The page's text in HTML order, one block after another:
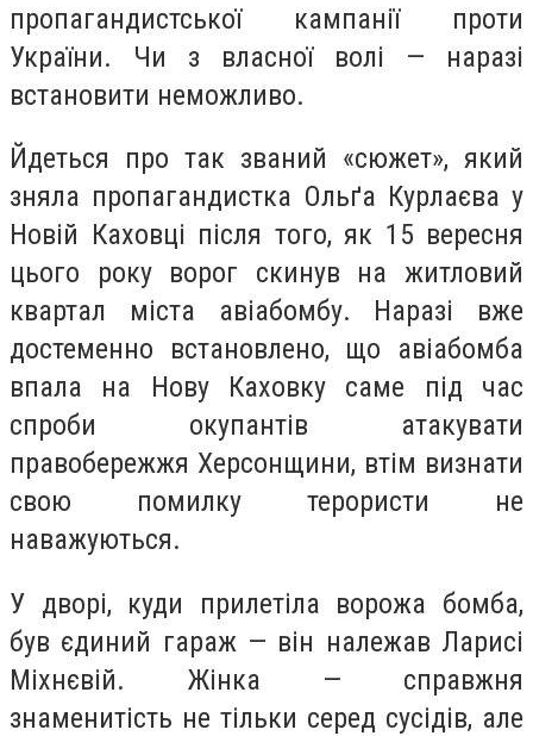
пропагандистської кампанії проти
України. Чи з власної волі — наразі
встановити неможливо.
Йдеться про так званий «сюжет», який
зняла пропагандистка Ольґа Курлаєва у
Новій Каховці після того, як 15 вересня
цього року ворог скинув на житловий
квартал міста авіабомбу. Наразі вже
достеменно встановлено, що авіабомба
впала на Нову Каховку саме під час
спроби окупантів атакувати
правобережжя Херсонщини, втім визнати
свою помилку терористи не
наважуються.
У дворі, куди прилетіла ворожа бомба,
був єдиний гараж — він належав Ларисі
Міхнєвій. Жінка — справжня
знаменитість не тільки серед сусідів, але